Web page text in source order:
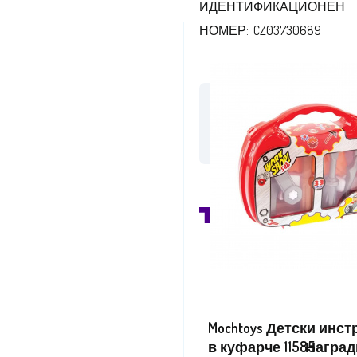
Mochtoys Детски
в куфарче 11585
ИДЕНТИФИКАЦИОНЕН
НОМЕР: CZ03730689
/aga24.bgвъв